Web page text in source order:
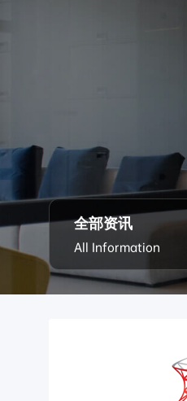
全部资讯
All Information